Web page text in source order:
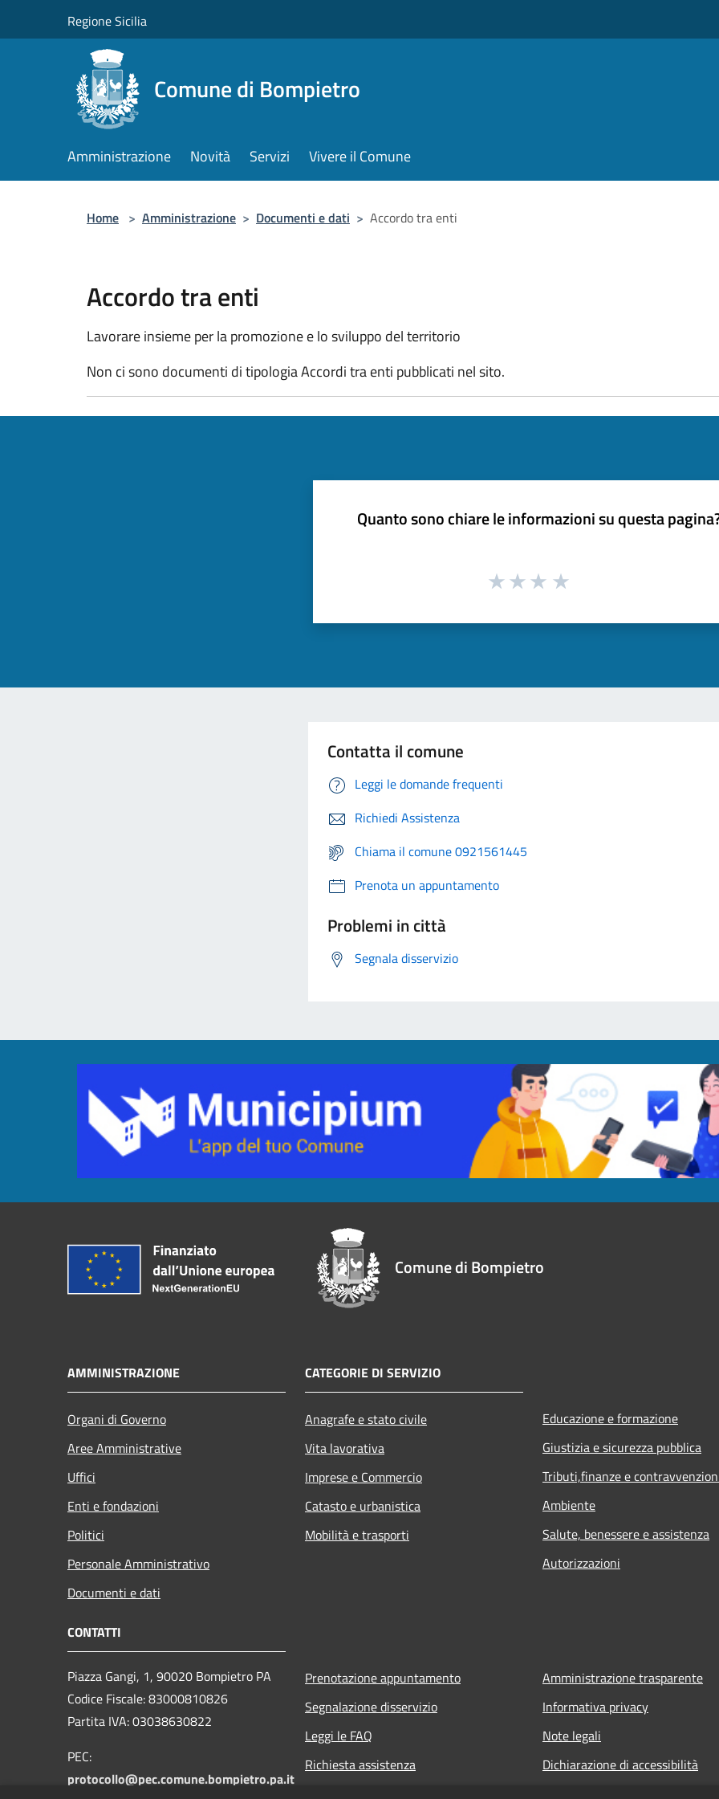
Regione Sicilia
Comune di Bompietro
Amministrazione Novità Servizi Vivere il Comune
Home > Amministrazione > Documenti e dati > Accordo tra enti
Accordo tra enti
Lavorare insieme per la promozione e lo sviluppo del territorio
Non ci sono documenti di tipologia Accordi tra enti pubblicati nel sito.
Quanto sono chiare le informazioni su questa
Contatta il comune
Leggi le domande frequenti
Richiedi Assistenza
Chiama il comune 0921561445
Prenota un appuntamento
Problemi in città
Segnala disservizio
Comune di Bompietro
AMMINISTRAZIONE
Organi di Governo
Aree Amministrative
Uffici
Enti e fondazioni
Politici
Personale Amministrativo
Documenti e dati
CATEGORIE DI SERVIZIO
Anagrafe e stato civile
Vita lavorativa
Imprese e Commercio
Catasto e urbanistica
Mobilità e trasporti
Educazione e formazione
Giustizia e sicurezza pubblica
Tributi,finanze e
Ambiente
Salute, benessere e assistenza
Autorizzazioni
CONTATTI
Piazza Gangi, 1, 90020 Bompietro PA
Codice Fiscale: 83000810826
Partita IVA: 03038630822
PEC:
protocollo@pec.comune.bompietro.pa.it
Prenotazione appuntamento
Segnalazione disservizio
Leggi le FAQ
Richiesta assistenza
Amministrazione trasparente
Informativa privacy
Note legali
Dichiarazione di accessibilità